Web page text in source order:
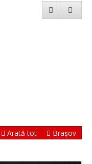
Arată tot Brașov